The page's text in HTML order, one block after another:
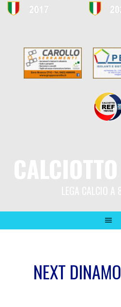
NEXT DINAMO